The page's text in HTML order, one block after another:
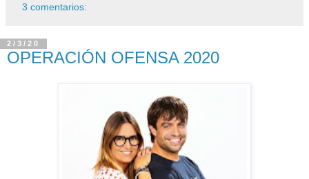
3 comentarios:
2/3/20
OPERACIÓN OFENSA 2020